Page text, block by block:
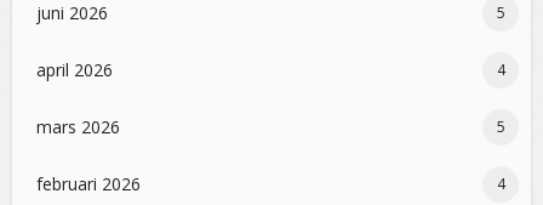
juni 2026 5
april 2026 4
mars 2026 5
februari 2026 4